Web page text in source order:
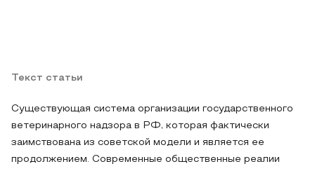
Текст статьи
Существующая система организации государственного
ветеринарного надзора в РФ, которая фактически
заимствована из советской модели и является ее
продолжением. Современные общественные реалии